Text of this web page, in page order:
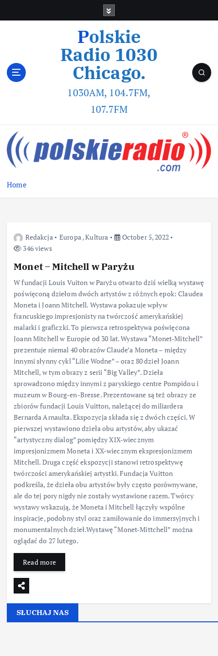
Polskie
Radio 1030
Chicago.
1030AM, 104.7FM,
107.7FM
Home
Redakcja Europa,Kultura
October 5, 2022
346 views
Monet – Mitchell w Paryżu
W fundacji Louis Vuiton w Paryżu otwarto dziś wielką wystawę
poświęconą dziełom dwóch artystów z różnych epok: Claudea
Moneta i Joann Mitchell. Wystawa pokazuje wpływ
francuskiego impresjonisty na twórczość amerykańskiej
malarki i graficzki. To pierwsza retrospektywa poświęcona
Joann Mitchell w Europie od 30 lat. Wystawa “Monet-Mitchell”
prezentuje niemal 40 obrazów Claude’a Moneta – między
innymi słynny cykl “Lilie Wodne” – oraz 80 dzieł Joann
Mitchell, w tym obrazy z serii “Big Valley”. Dzieła
sprowadzono między innymi z paryskiego centre Pompidou i
muzeum w Bourg-en-Bresse. Prezentowane są też obrazy ze
zbiorów fundacji Louis Vuitton, należącej do miliardera
Bernarda Arnaulta. Ekspozycja składa się z dwóch części. W
pierwszej wystawiono dzieła obu artystów, aby ukazać
“artystyczny dialog” pomiędzy XIX-wiecznym
impresjonizmem Moneta i XX-wiecznym ekspresjonizmem
Mitchell. Druga część ekspozycji stanowi retrospektywę
twórczości amerykańskiej artystki. Fundacja Vuitton
podkreśla, że dzieła obu artystów były często porównywane,
ale do tej pory nigdy nie zostały wystawione razem. Twórcy
wystawy wskazują, że Moneta i Mitchell łączyły wspólne
inspiracje, podobny styl oraz zamiłowanie do immersyjnych i
monumentalnych dzieł.Wystawę “Monet-Mittchell” można
oglądać do 27 lutego.
Read more
SŁUCHAJ NAS